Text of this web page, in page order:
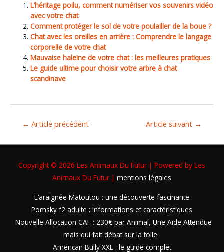
L’héritage poilu, comment numériser vos souvenirs vidéo
avec votre chat
Comment protéger le sol de votre poulailler de la boue ?
Chat avec les oreilles en arrière : Comprendre le langage
corporelle de votre chat
Mauvaise haleine de votre chat : les meilleures pratiques
Le guide ultime pour choisir votre arbre à chat
scandinave
← Article précédent Article suivant →
Copyright © 2026 Les Animaux Du Futur | Powered by Les
Animaux Du Futur | mentions légales
L’araignée Matoutou : une découverte fascinante
Pomsky f2 adulte : informations et caractéristiques
Nouvelle Allocation CAF : 230€ par Animal, Une Aide Attendue
mais qui fait débat sur la toile
American Bully XXL : le guide complet